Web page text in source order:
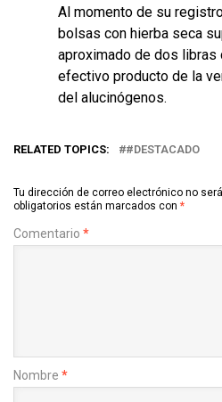
Al momento de su
bolsas con hierba seca
aproximado de dos libras
efectivo producto de la
del alucinógenos.
RELATED TOPICS: #DESTACADO
Tu dirección de correo electrónico no
obligatorios están marcados con *
Comentario *
Nombre *